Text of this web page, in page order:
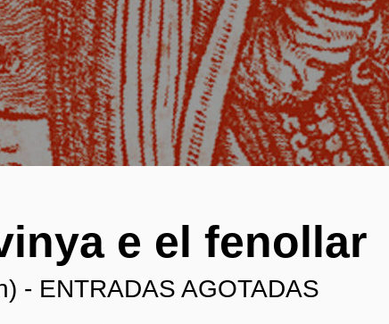
e el fenollar
- ENTRADAS AGOTADAS